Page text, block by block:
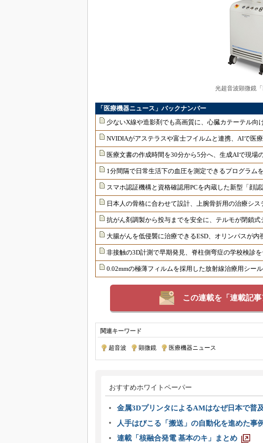
光超音波顕微鏡「
「医療機器ニュース」バックナンバー
少ないX線や造影剤でも高画質に、心臓カテーテル向
NVIDIAがアステラスや富士フイルムと連携、AIで医
医療文書の作成時間を30分から5分へ、生成AIで現場
1分間隔で日常生活下の血圧を測定できるプログラム
スマホ認証機構と資格確認用PCを内蔵した新型「顔
日本人の骨格に合わせて設計、上腕骨折用の治療シス
抗がん剤調製から投与までを安全に、テルモが閉鎖式
大腸がんを低侵襲に治療できるESD、オリンパスが内
非接触の3D計測で早期発見、脊柱側弯症の学校検診
0.02mmの極薄フィルムを採用した放射線治療用シー
この連載を「連載記
関連キーワード
超音波 顕微鏡 医療機器ニュース
おすすめホワイトペーパー
金属3DプリンタによるAMはなぜ日本で普
人手はびこる「搬送」の自動化を進めた事
連載「核融合発電 基本のキ」まとめ